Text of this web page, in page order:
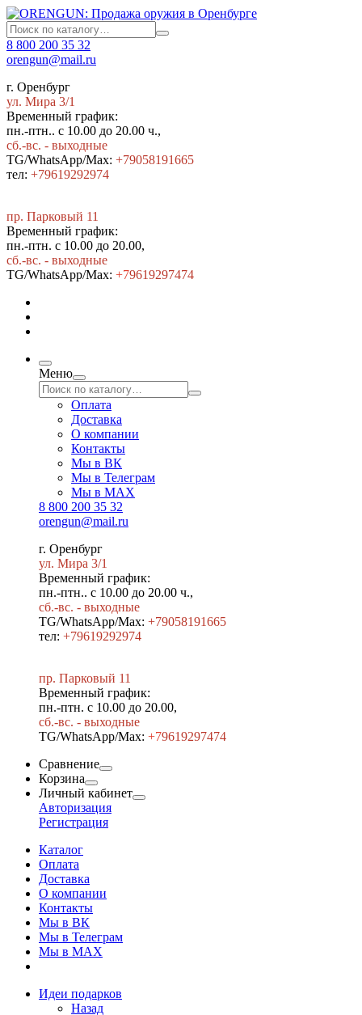
8 800 200 35 32
orengun@mail.ru
г. Оренбург
ул. Мира 3/1
Временный график:
пн.-птн.. с 10.00 до 20.00 ч.,
сб.-вс. - выходные
TG/WhatsApp/Max: +79058191665
тел: +79619292974
пр. Парковый 11
Временный график:
пн.-птн. с 10.00 до 20.00,
сб.-вс. - выходные
TG/WhatsApp/Max: +79619297474
Меню
Оплата
Доставка
О компании
Контакты
Мы в ВК
Мы в Телеграм
Мы в МAX
8 800 200 35 32
orengun@mail.ru
г. Оренбург
ул. Мира 3/1
Временный график:
пн.-птн.. с 10.00 до 20.00 ч.,
сб.-вс. - выходные
TG/WhatsApp/Max: +79058191665
тел: +79619292974
пр. Парковый 11
Временный график:
пн.-птн. с 10.00 до 20.00,
сб.-вс. - выходные
TG/WhatsApp/Max: +79619297474
Сравнение
Корзина
Личный кабинет
Авторизация
Регистрация
Каталог
Оплата
Доставка
О компании
Контакты
Мы в ВК
Мы в Телеграм
Мы в МAX
Идеи подарков
Назад